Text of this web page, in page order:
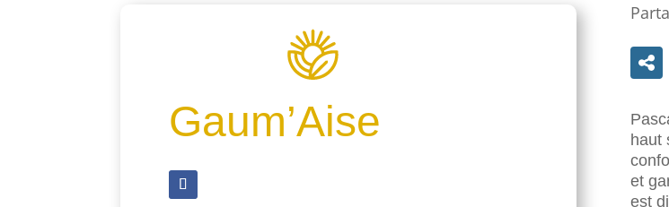
Gaum’Aise
haut
et
est